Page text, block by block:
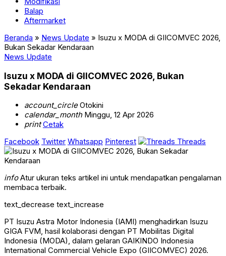
Balap
Aftermarket
Beranda » News Update » Isuzu x MODA di GIICOMVEC 2026,
Bukan Sekadar Kendaraan
News Update
Isuzu x MODA di GIICOMVEC 2026, Bukan
Sekadar Kendaraan
account_circleOtokini
calendar_monthMinggu, 12 Apr 2026
print Cetak
Facebook Twitter Whatsapp Pinterest Threads
infoAtur ukuran teks artikel ini untuk mendapatkan pengalaman
membaca terbaik.
text_decrease text_increase
PT Isuzu Astra Motor Indonesia (IAMI) menghadirkan Isuzu
GIGA FVM, hasil kolaborasi dengan PT Mobilitas Digital
Indonesia (MODA), dalam gelaran GAIKINDO Indonesia
International Commercial Vehicle Expo (GIICOMVEC) 2026.